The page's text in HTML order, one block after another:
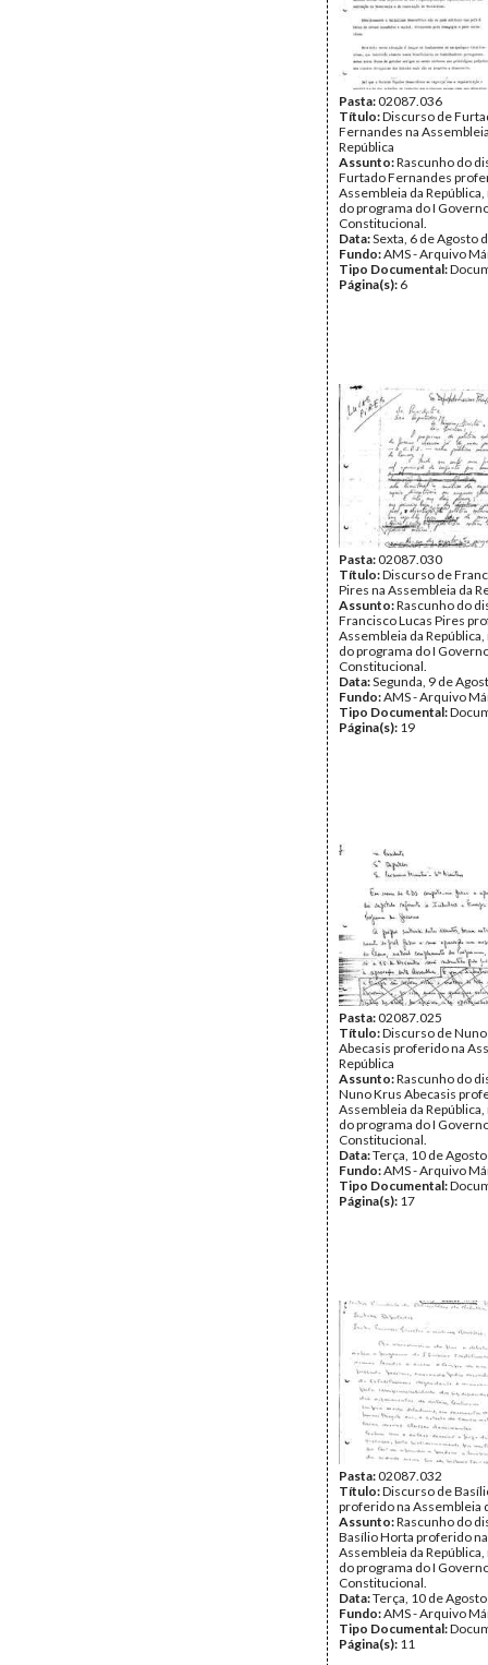
Pasta:02087.036
Título:Discurso de
Fernandes na
República
Assunto:Rascunho do
Furtado Fernandes
Assembleia da
do programa do I
Constitucional.
Data:Sexta, 6 de Agosto
Fundo:AMS - Arquivo
Tipo Documental:
Página(s): 6
Pasta:02087.030
Título:Discurso de
Pires na Assembleia da
Assunto:Rascunho do
Francisco Lucas Pires
Assembleia da
do programa do I
Constitucional.
Data:Segunda, 9 de
Fundo:AMS - Arquivo
Tipo Documental:
Página(s): 19
Pasta:02087.025
Título:Discurso de
Abecasis proferido na
República
Assunto:Rascunho do
Nuno Krus Abecasis
Assembleia da
do programa do I
Constitucional.
Data:Terça, 10 de
Fundo:AMS - Arquivo
Tipo Documental:
Página(s): 17
Pasta:02087.032
Título:Discurso de
proferido na Assembleia
Assunto:Rascunho do
Basílio Horta proferido na
Assembleia da
do programa do I
Constitucional.
Data:Terça, 10 de
Fundo:AMS - Arquivo
Tipo Documental:
Página(s): 11